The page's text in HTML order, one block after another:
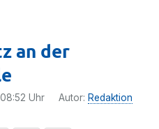
an der
08:52 Uhr Autor: Redaktion